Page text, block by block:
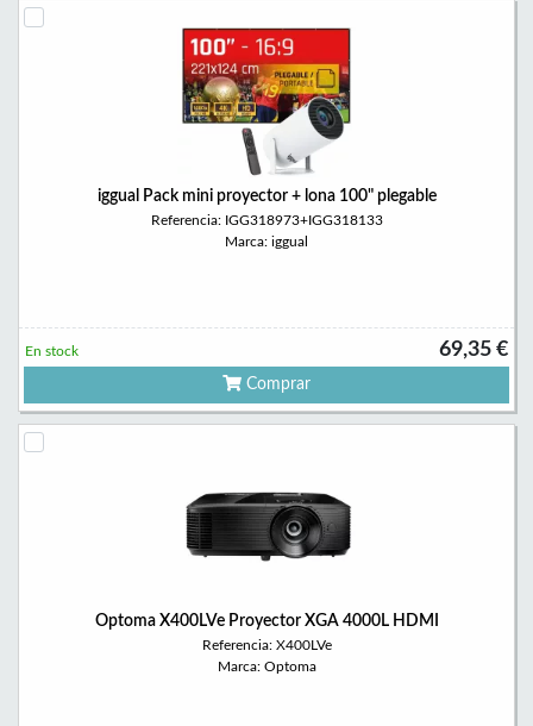
iggual Pack mini proyector + lona 100" plegable
Referencia: IGG318973+IGG318133
Marca: iggual
69,35 €
En stock
Comprar
Optoma X400LVe Proyector XGA 4000L HDMI
Referencia: X400LVe
Marca: Optoma